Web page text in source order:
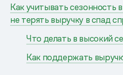
Как учитывать сезонность
не терять выручку в спад
Что делать в высокий
Как поддержать